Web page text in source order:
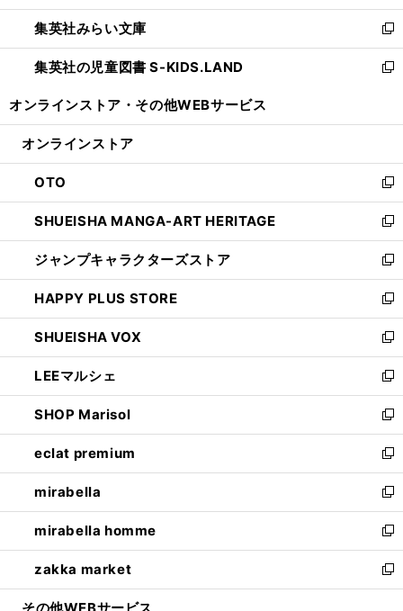
開
く
ウ
で
開
く
ン
ド
ウ
で
ウ
ィ
ン
ド
開
集英社みらい文庫
新
し
い
ン
ウ
で
開
く
集英社の児童図書 S-KIDS.LAND
新
ウ
ン
ド
ウ
で
開
く
オンラインストア・ その他WEBサービス
オンラインストア
OTO
新
し
い
ウ
ィ
ン
ド
ウ
で
開
く
SHUEISHA MANGA-ART HERITAGE
新
し
い
ウ
ィ
ン
ド
ウ
で
開
く
ジャンプキャラクターズストア
新
し
い
ウ
ィ
ン
ド
ウ
で
開
く
HAPPY PLUS STORE
新
し
い
ウ
ィ
ン
ド
ウ
で
開
く
SHUEISHA VOX
新
し
い
ウ
ィ
ン
ド
ウ
で
開
く
LEEマルシェ
新
し
い
ウ
ィ
ン
ド
ウ
で
開
く
SHOP Marisol
新
し
い
ウ
ィ
ン
ド
ウ
で
開
eclat premium
新
し
い
ウ
ィ
ン
ド
ウ
mirabella
新
し
い
ウ
ィ
ン
mirabella homme
新
し
い
ウ
zakka market
新
し